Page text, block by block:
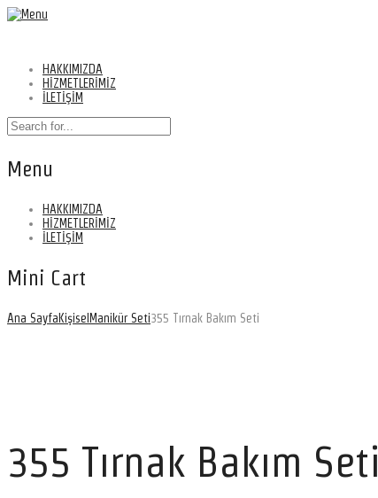
HAKKIMIZDA
HİZMETLERİMİZ
İLETİŞİM
Menu
HAKKIMIZDA
HİZMETLERİMİZ
İLETİŞİM
Mini Cart
Ana SayfaKişisel Manikür Seti355 Tırnak Bakım Seti
355 Tırnak Bakım Seti